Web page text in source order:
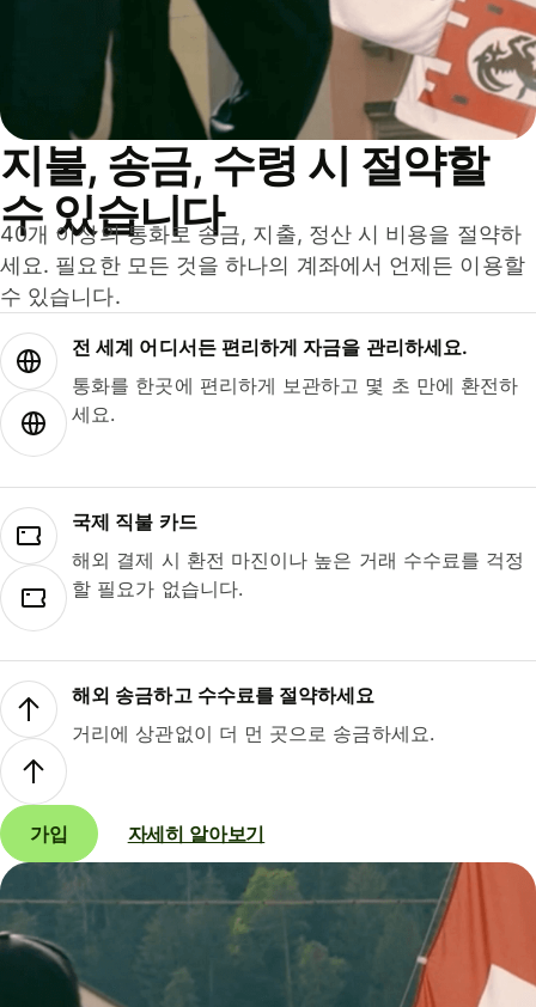
지불, 송금, 수령 시 절약할
수 있습니다
40개 이상의 통화로 송금, 지출, 정산 시 비용을 절약하
세요. 필요한 모든 것을 하나의 계좌에서 언제든 이용할
수 있습니다.
전 세계 어디서든 편리하게 자금을 관리하세요.
통화를 한곳에 편리하게 보관하고 몇 초 만에 환전하
세요.
국제 직불 카드
해외 결제 시 환전 마진이나 높은 거래 수수료를 걱정
할 필요가 없습니다.
해외 송금하고 수수료를 절약하세요
거리에 상관없이 더 먼 곳으로 송금하세요.
가입 자세히 알아보기